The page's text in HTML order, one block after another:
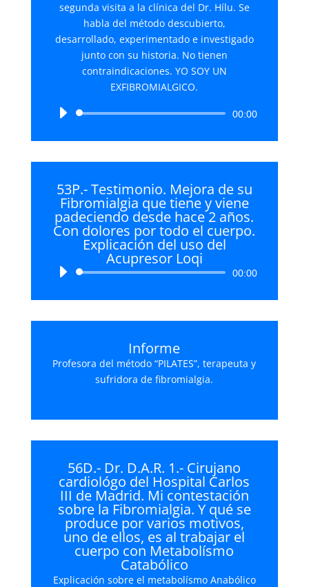
segunda visita a la clínica del Dr. Hílu. Se
habla del método descubierto,
desarrollado, experimentado e investigado
junto con su historia. No tienen
contraindicaciones. YO SOY UN
EXFIBROMIALGICO.
Reproductor
audio
00:00
53P.- Testimonio. Mejora de su
Fibromialgia que tiene y viene
padeciendo desde hace 2 años.
Con dolores por todo el cuerpo.
Explicación del uso del
Acupresor Loqi
Reproductor
audio
00:00
Informe
Profesora del método “PILATES”, terapeuta y
sufridora de fibromialgia.
56D.- Dr. D.A.R. 1.- Cirujano
cardiológo del Hospital Carlos
III de Madrid. Mi contestación
sobre la Fibromialgia. Y qué se
produce por varios motivos,
uno de ellos, es al trabajar el
cuerpo con Metabolísmo
Catabólico
Explicación sobre el metabolísmo Anabólico